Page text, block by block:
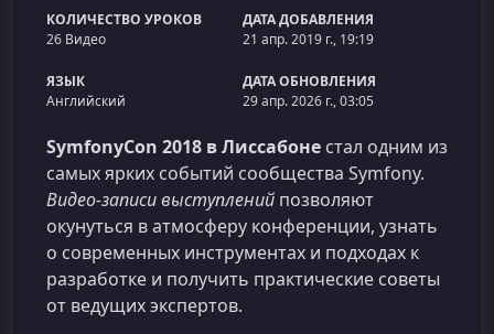
КОЛИЧЕСТВО УРОКОВ
26 Видео
ДАТА ДОБАВЛЕНИЯ
21 апр. 2019 г., 19:19
ЯЗЫК
Английский
ДАТА ОБНОВЛЕНИЯ
29 апр. 2026 г., 03:05
SymfonyCon 2018 в Лиссабоне стал одним из
самых ярких событий сообщества Symfony.
Видео‑записи выступлений позволяют
окунуться в атмосферу конференции, узнать
о современных инструментах и подходах к
разработке и получить практические советы
от ведущих экспертов.